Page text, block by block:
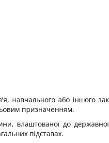
навчального або іншого
призначенням.
влаштованої до
підставах.